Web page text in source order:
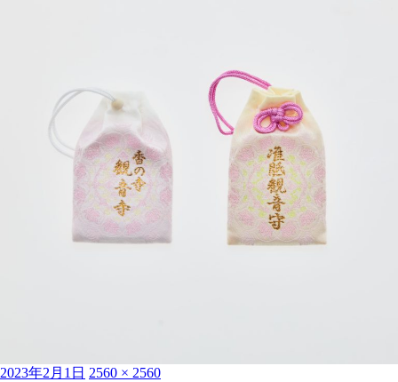
投
2023年2月1日 フ
2560 × 2560